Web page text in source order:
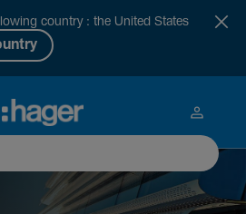
country : the United States